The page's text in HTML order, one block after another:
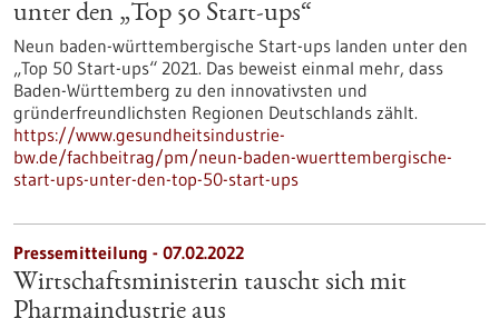
unter den „Top 50 Start-ups“
Neun baden-württembergische Start-ups landen unter den
„Top 50 Start-ups“ 2021. Das beweist einmal mehr, dass
Baden-Württemberg zu den innovativsten und
gründerfreundlichsten Regionen Deutschlands zählt.
https://www.gesundheitsindustrie-
bw.de/fachbeitrag/pm/neun-baden-wuerttembergische-
start-ups-unter-den-top-50-start-ups
Pressemitteilung - 07.02.2022
Wirtschaftsministerin tauscht sich mit
Pharmaindustrie aus